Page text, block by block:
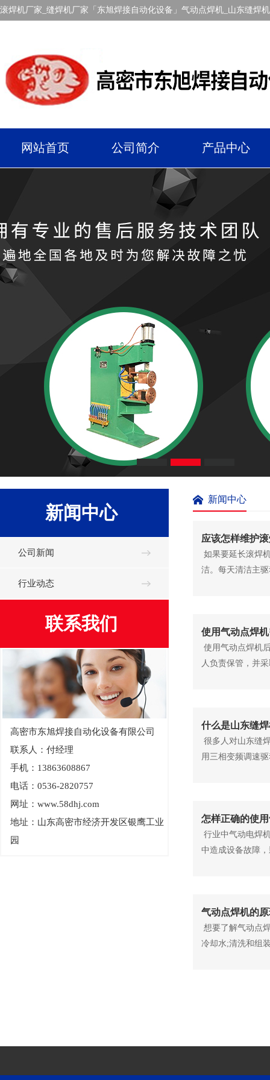
滚焊机厂家_缝焊机厂家「东旭焊接自动化设备」气动点焊机_山东缝焊
网站首页 公司简介 产品中心
新闻中心
应该怎样维护
如果要延长滚焊
洁。每天清洁主
使用气动点焊
使用气动点焊机
人负责保管，并
什么是山东缝
很多人对山东缝
用三相变频调速
怎样正确的使
行业中气动电焊
中造成设备故障
气动点焊机的
想要了解气动点
冷却水;清洗和组
新闻中心
公司新闻
行业动态
联系我们
高密市东旭焊接自动化设备有限公司
联系人：付经理
手机：13863608867
电话：0536-2820757
网址：www.58dhj.com
地址：山东高密市经济开发区银鹰工业
园